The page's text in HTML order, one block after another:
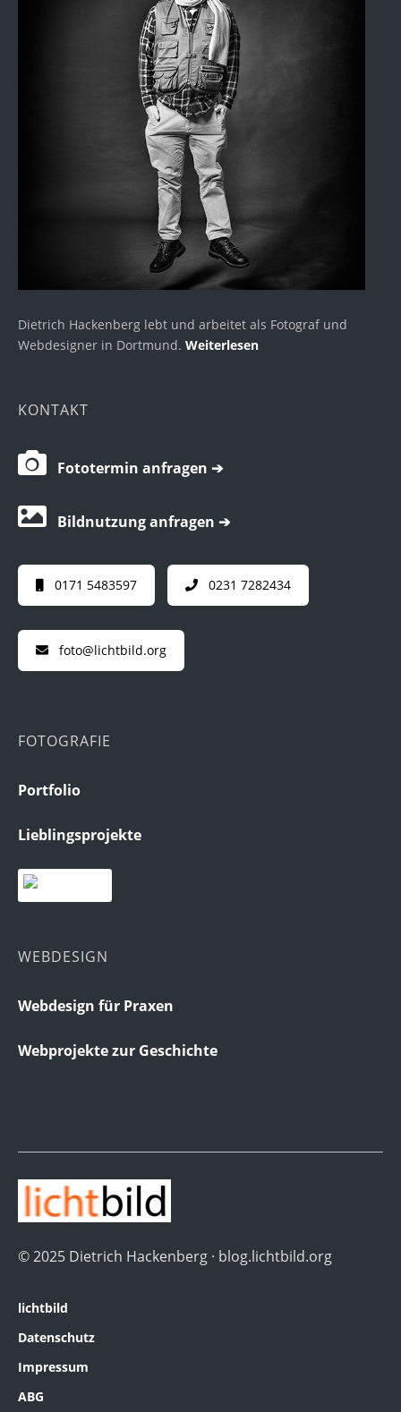
Dietrich Hackenberg lebt und arbeitet als Fotograf und
Webdesigner in Dortmund. Weiterlesen
KONTAKT
Fototermin anfragen ➔
Bildnutzung anfragen ➔
0171 5483597 0231 7282434
foto@lichtbild.org
FOTOGRAFIE
Portfolio
Lieblingsprojekte
WEBDESIGN
Webdesign für Praxen
Webprojekte zur Geschichte
© 2025 Dietrich Hackenberg · blog.lichtbild.org
lichtbild
Datenschutz
Impressum
ABG